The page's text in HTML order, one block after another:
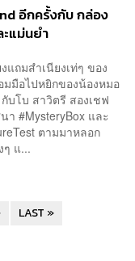
อีกครั้งกับ กล่อง
แม่นยำ
ถมสำเนียงเท่ๆ ของ
มือไปหยิกของน้องหมอ
บโบ สาวิตรี สองเชฟ
า #MysteryBox และ
ตามมาหลอก
แ...
LAST »